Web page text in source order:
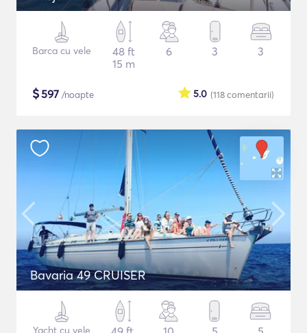
Barca cu vele
48 ft
15 m
6 3 3
$597 /noapte (118comentarii)
5.0
Bavaria 49 CRUISER
Yacht cu vele